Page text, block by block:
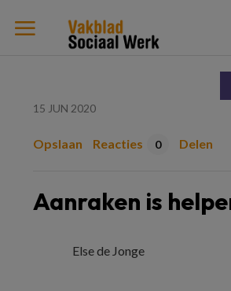
15 JUN 2020
Opslaan Reacties 0 Delen
Aanraken is
Else de Jonge